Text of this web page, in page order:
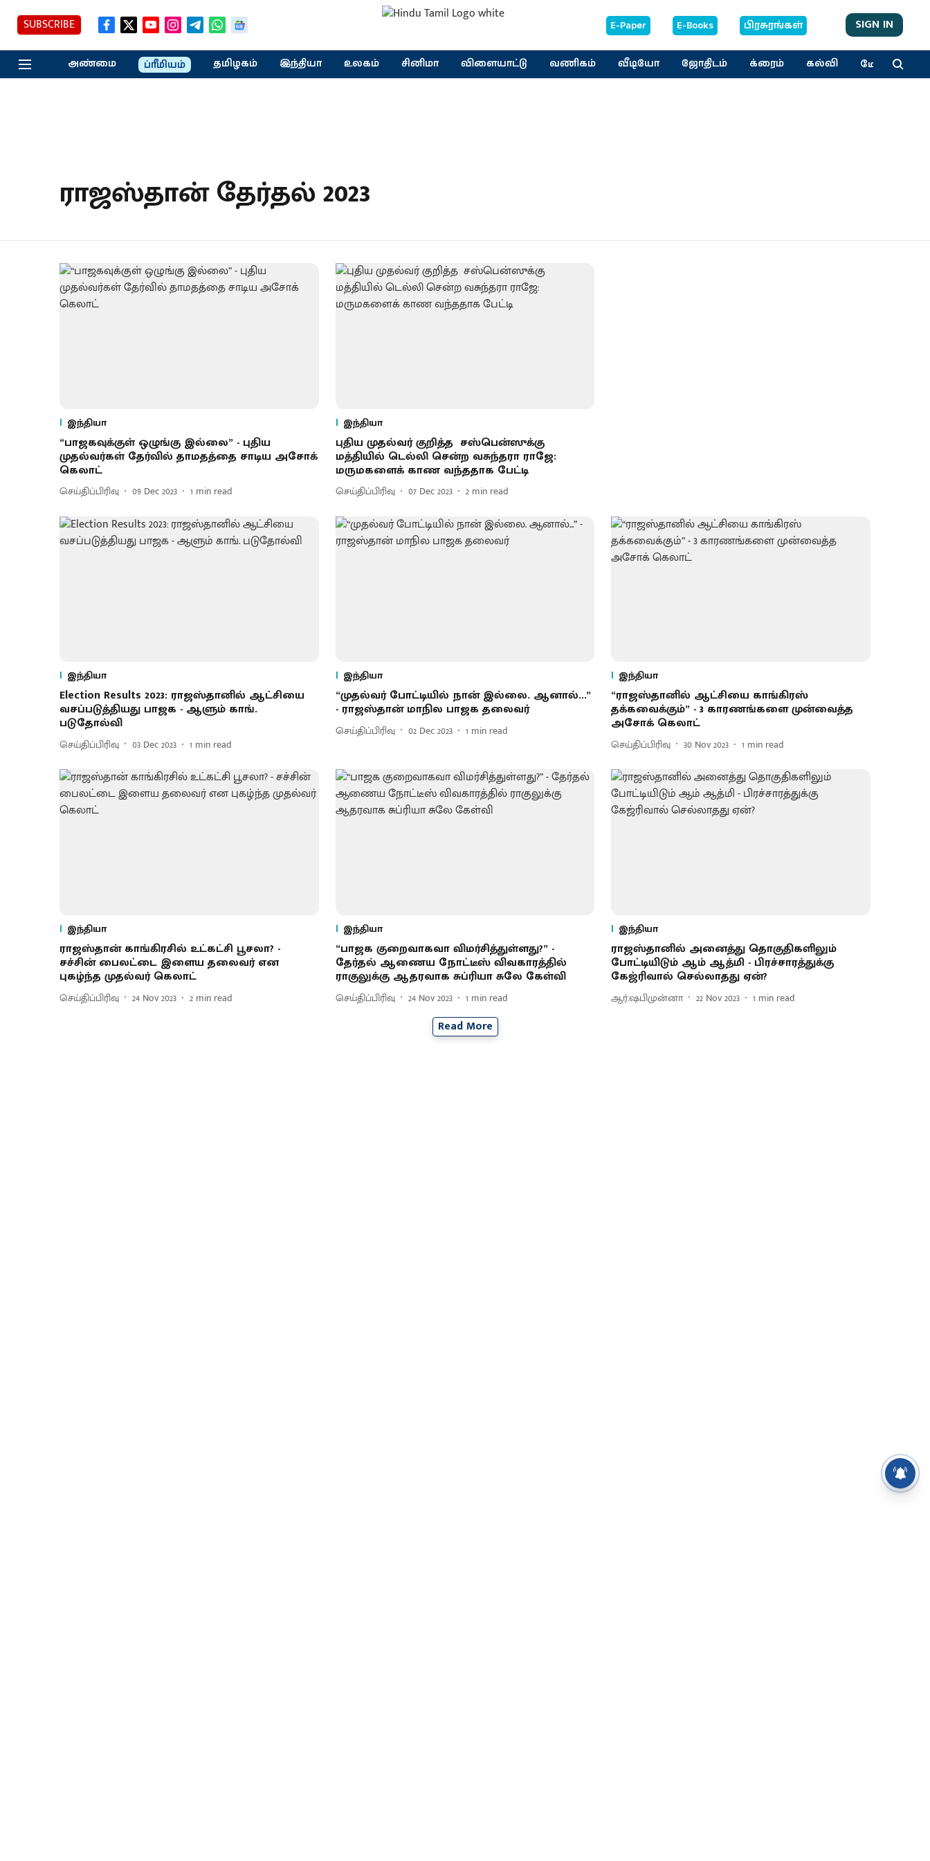
SUBSCRIBE E-Paper E-Books பிரசுரங்கள் SIGN IN
அண்மை ப்ரீமியம் தமிழகம் இந்தியா உலகம் சினிமா விளையாட்டு வணிகம் வீடியோ ஜோதிடம் க்ரைம் கல்வி மேலும்
ராஜஸ்தான் தேர்தல் 2023
இந்தியா
“பாஜகவுக்குள் ஒழுங்கு இல்லை” - புதிய
முதல்வர்கள் தேர்வில் தாமதத்தை சாடிய அசோக்
கெலாட்
செய்திப்பிரிவு 09 Dec 2023 1 min read
இந்தியா
புதிய முதல்வர் குறித்த சஸ்பென்ஸுக்கு
மத்தியில் டெல்லி சென்ற வசுந்தரா ராஜே:
மருமகளைக் காண வந்ததாக பேட்டி
செய்திப்பிரிவு 07 Dec 2023 2 min read
இந்தியா
Election Results 2023: ராஜஸ்தானில் ஆட்சியை
வசப்படுத்தியது பாஜக - ஆளும் காங்.
படுதோல்வி
செய்திப்பிரிவு 03 Dec 2023 1 min read
இந்தியா
“முதல்வர் போட்டியில் நான் இல்லை. ஆனால்...”
- ராஜஸ்தான் மாநில பாஜக தலைவர்
செய்திப்பிரிவு 02 Dec 2023 1 min read
இந்தியா
“ராஜஸ்தானில் ஆட்சியை காங்கிரஸ்
தக்கவைக்கும்” - 3 காரணங்களை முன்வைத்த
அசோக் கெலாட்
செய்திப்பிரிவு 30 Nov 2023 1 min read
இந்தியா
ராஜஸ்தான் காங்கிரசில் உட்கட்சி பூசலா? -
சச்சின் பைலட்டை இளைய தலைவர் என
புகழ்ந்த முதல்வர் கெலாட்
செய்திப்பிரிவு 24 Nov 2023 2 min read
இந்தியா
“பாஜக குறைவாகவா விமர்சித்துள்ளது?” -
தேர்தல் ஆணைய நோட்டீஸ் விவகாரத்தில்
ராகுலுக்கு ஆதரவாக சுப்ரியா சுலே கேள்வி
செய்திப்பிரிவு 24 Nov 2023 1 min read
இந்தியா
ராஜஸ்தானில் அனைத்து தொகுதிகளிலும்
போட்டியிடும் ஆம் ஆத்மி - பிரச்சாரத்துக்கு
கேஜ்ரிவால் செல்லாதது ஏன்?
ஆர்.ஷபிமுன்னா 22 Nov 2023 1 min read
Read More